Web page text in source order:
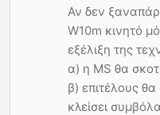
Αν δεν
W10m κινητό
εξέλιξη της
α) η MS θα
β) επιτέλους θα
κλείσει